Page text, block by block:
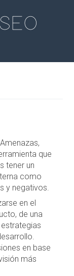
que
tener un
como
y negativos.
en el
de una
en base
más